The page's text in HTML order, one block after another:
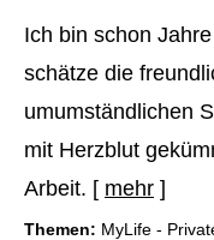
Ich bin schon
schätze die
umumständlichen
mit Herzblut
Arbeit. [ mehr ]
Themen: MyLife -